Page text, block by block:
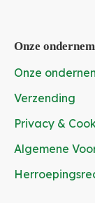
Onze
Onze
Verzending
Privacy &
Algemene